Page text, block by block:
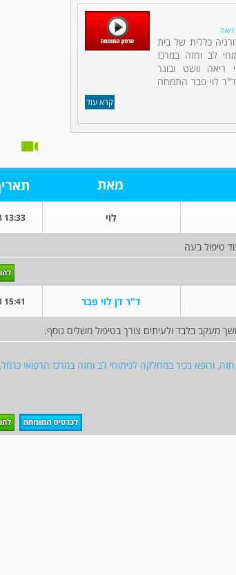
קרא עוד
ריאה
כללית של בית
לב וחזה במרכז
ריאה וושט ובוגר
לוי פבר התמחה
מאת
לוי 13:33 06/05/18
טיפול בעה
ד"ר דן לוי פבר 15:41 06/05/18
מעקב בלבד ולעיתים צורך בטיפול משלים נוסף.
ורופא בכיר במחלקה לניתוחי לב וחזה במרכז הרפואי כרמל,